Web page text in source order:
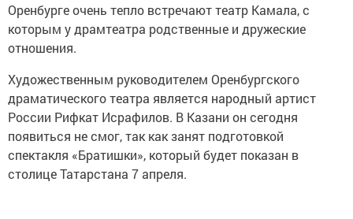
Оренбурге очень тепло встречают театр Камала, с
которым у драмтеатра родственные и дружеские
отношения.
Художественным руководителем Оренбургского
драматического театра является народный артист
России Рифкат Исрафилов. В Казани он сегодня
появиться не смог, так как занят подготовкой
спектакля «Братишки», который будет показан в
столице Татарстана 7 апреля.